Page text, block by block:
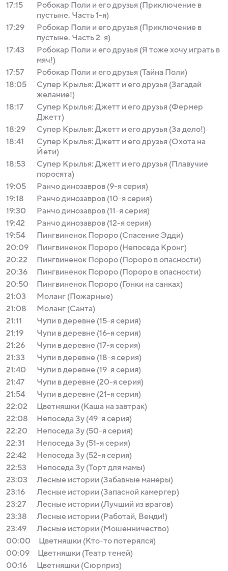
17:15
Робокар Поли и его друзья (Приключение в
пустыне. Часть 1-я)
17:29
Робокар Поли и его друзья (Приключение в
пустыне. Часть 2-я)
17:43
Робокар Поли и его друзья (Я тоже хочу играть в
мяч!)
17:57
Робокар Поли и его друзья (Тайна Поли)
18:05
Супер Крылья: Джетт и его друзья (Загадай
желание!)
18:17
Супер Крылья: Джетт и его друзья (Фермер
Джетт)
18:29
Супер Крылья: Джетт и его друзья (За дело!)
18:41
Супер Крылья: Джетт и его друзья (Охота на
Йети)
18:53
Супер Крылья: Джетт и его друзья (Плавучие
поросята)
19:05
Ранчо динозавров (9-я серия)
19:18
Ранчо динозавров (10-я серия)
19:30
Ранчо динозавров (11-я серия)
19:42
Ранчо динозавров (12-я серия)
19:54
Пингвиненок Пороро (Спасение Эдди)
20:09
Пингвиненок Пороро (Непоседа Кронг)
20:22
Пингвиненок Пороро (Пороро в опасности)
20:36
Пингвиненок Пороро (Пороро в опасности)
20:50
Пингвиненок Пороро (Гонки на санках)
21:03
Моланг (Пожарные)
21:08
Моланг (Санта)
21:11
Чупи в деревне (15-я серия)
21:19
Чупи в деревне (16-я серия)
21:26
Чупи в деревне (17-я серия)
21:33
Чупи в деревне (18-я серия)
21:40
Чупи в деревне (19-я серия)
21:47
Чупи в деревне (20-я серия)
21:54
Чупи в деревне (21-я серия)
22:02
Цветняшки (Каша на завтрак)
22:08
Непоседа Зу (49-я серия)
22:20
Непоседа Зу (50-я серия)
22:31
Непоседа Зу (51-я серия)
22:42
Непоседа Зу (52-я серия)
22:53
Непоседа Зу (Торт для мамы)
23:03
Лесные истории (Забавные манеры)
23:16
Лесные истории (Запасной камергер)
23:27
Лесные истории (Лучший из врагов)
23:38
Лесные истории (Работай, Венди!)
23:49
Лесные истории (Мошенничество)
00:00
Цветняшки (Кто-то потерялся)
00:09
Цветняшки (Театр теней)
00:16
Цветняшки (Сюрприз)